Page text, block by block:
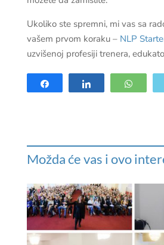
Ukoliko ste spremni, mi vas sa
vašem prvom koraku – NLP
uzvišenoj profesiji trenera,
Možda će vas i ovo